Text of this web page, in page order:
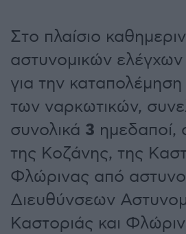
Στο πλαίσιο
αστυνομικών
για την
των ναρκωτικών,
συνολικά 3 ημεδαποί,
της Κοζάνης, της
Φλώρινας από
Διευθύνσεων
Καστοριάς και